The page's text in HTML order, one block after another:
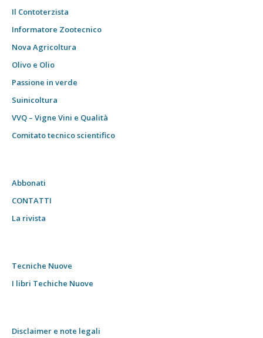
Il Contoterzista
Informatore Zootecnico
Nova Agricoltura
Olivo e Olio
Passione in verde
Suinicoltura
VVQ – Vigne Vini e Qualità
Comitato tecnico scientifico
Abbonati
CONTATTI
La rivista
Tecniche Nuove
I libri Techiche Nuove
Disclaimer e note legali